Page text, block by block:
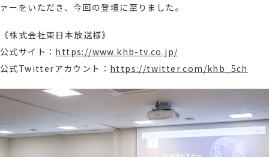
ァーをいただき、今回の登壇に至りました。
《株式会社東日本放送様》
公式サイト： https://www.khb-tv.co.jp/
公式Twitterアカウント： https://twitter.com/khb_5ch